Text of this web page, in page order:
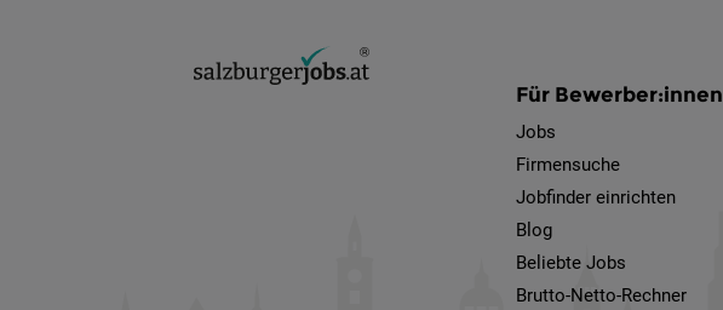
Für Bewerber:innen
Jobs
Firmensuche
Jobfinder einrichten
Blog
Beliebte Jobs
Brutto-Netto-Rechner